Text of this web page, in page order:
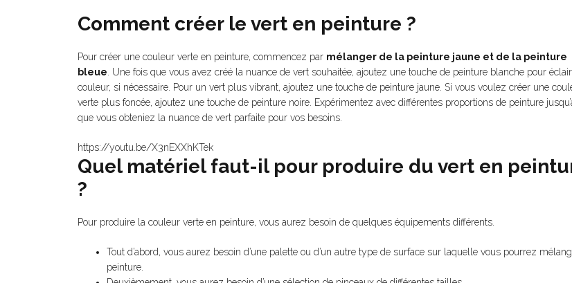
Comment créer le vert en peinture ?
Pour créer une couleur verte en peinture, commencez par mélanger de la peinture jaune et de la peinture
bleue . Une fois que vous avez créé la nuance de vert souhaitée, ajoutez une touche de peinture blanche pour
couleur, si nécessaire. Pour un vert plus vibrant, ajoutez une touche de peinture jaune. Si vous voulez créer une
verte plus foncée, ajoutez une touche de peinture noire. Expérimentez avec différentes proportions de peinture
que vous obteniez la nuance de vert parfaite pour vos besoins.
https://youtu.be/X3nEXXhKTek
Quel matériel faut-il pour produire du vert en
?
Pour produire la couleur verte en peinture, vous aurez besoin de quelques équipements différents.
Tout d’abord, vous aurez besoin d’une palette ou d’un autre type de surface sur laquelle vous pourrez
peinture.